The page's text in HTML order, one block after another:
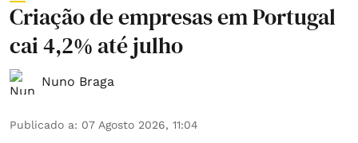
Criação de empresas em Portugal
cai 4,2% até julho
Nuno Braga
Publicado a: 07 Agosto 2026, 11:04